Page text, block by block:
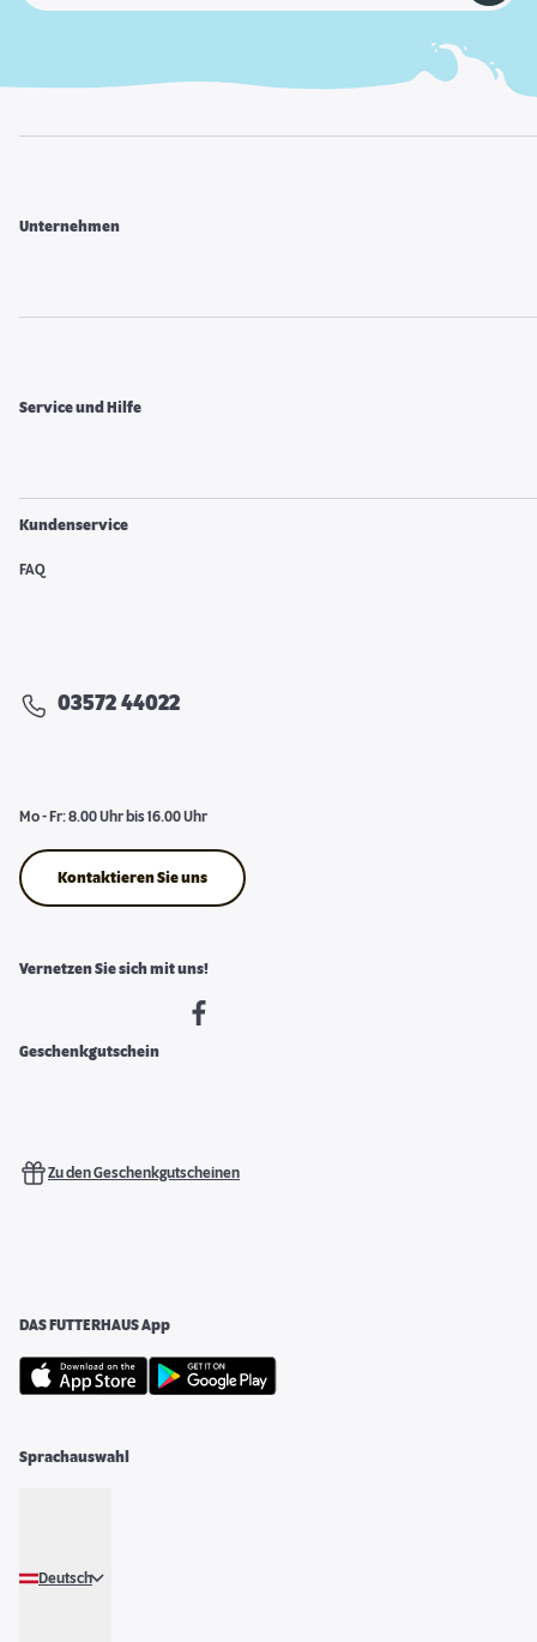
Unternehmen
Service und Hilfe
Kundenservice
FAQ
03572 44022
Mo - Fr: 8.00 Uhr bis 16.00 Uhr
Kontaktieren Sie uns
Vernetzen Sie sich mit uns!
Geschenkgutschein
Zu den Geschenkgutscheinen
DAS FUTTERHAUS App
Sprachauswahl
Deutsch